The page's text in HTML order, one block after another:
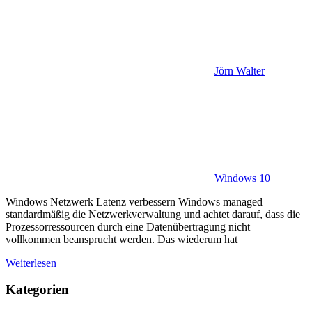
Jörn Walter
Windows 10
Windows Netzwerk Latenz verbessern Windows managed
standardmäßig die Netzwerkverwaltung und achtet darauf, dass die
Prozessorressourcen durch eine Datenübertragung nicht
vollkommen beansprucht werden. Das wiederum hat
Weiterlesen
Kategorien